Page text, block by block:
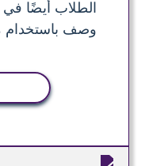
الطلاب أيضًا
وصف باستخدام